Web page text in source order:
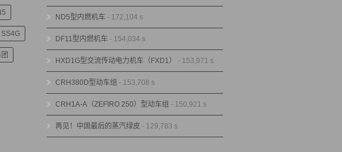
SS4G
ND5型内燃机车 - 172,104 s
DF11型内燃机车 - 154,034 s
HXD1G型交流传动电力机车（FXD1） - 153,971 s
CRH380D型动车组 - 153,708 s
CRH1A-A（ZEFIRO 250）型动车组 - 150,921 s
再见！中国最后的蒸汽绿皮 - 129,783 s